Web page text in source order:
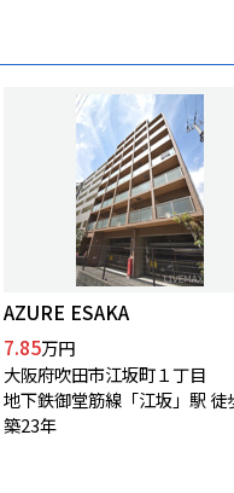
AZURE ESAKA
7.85万円
大阪府吹田市江坂町１丁目
地下鉄御堂筋線「江坂」駅 徒
築23年